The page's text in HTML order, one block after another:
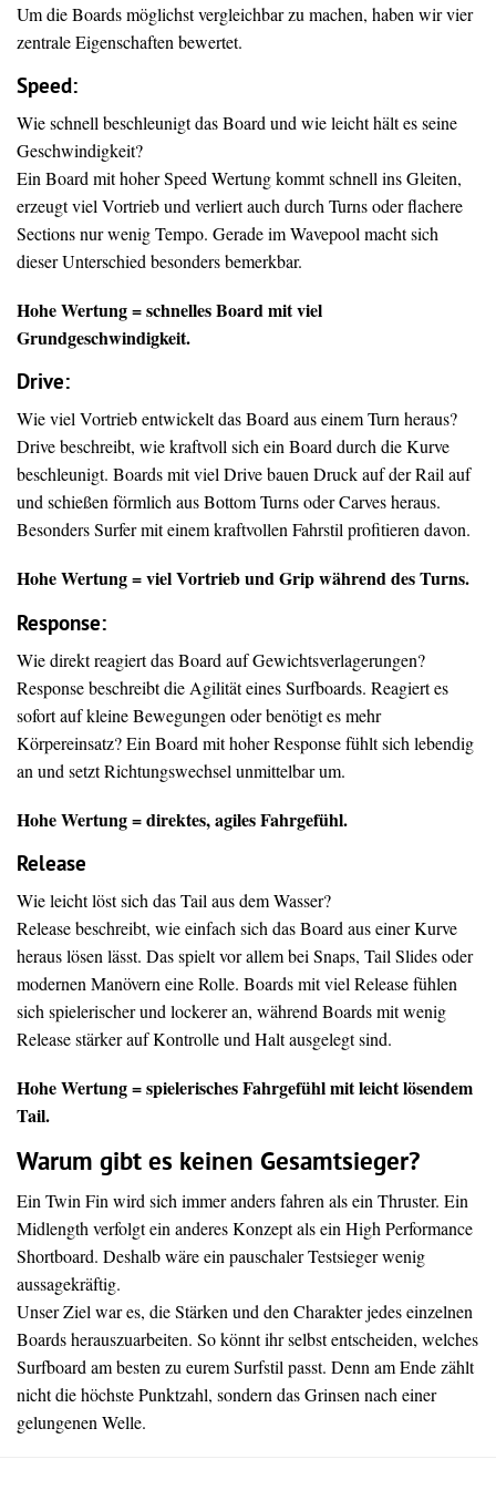
Um die Boards möglichst vergleichbar zu machen, haben wir vier
zentrale Eigenschaften bewertet.
Speed:
Wie schnell beschleunigt das Board und wie leicht hält es seine
Geschwindigkeit?
Ein Board mit hoher Speed Wertung kommt schnell ins Gleiten,
erzeugt viel Vortrieb und verliert auch durch Turns oder flachere
Sections nur wenig Tempo. Gerade im Wavepool macht sich
dieser Unterschied besonders bemerkbar.
Hohe Wertung = schnelles Board mit viel
Grundgeschwindigkeit.
Drive:
Wie viel Vortrieb entwickelt das Board aus einem Turn heraus?
Drive beschreibt, wie kraftvoll sich ein Board durch die Kurve
beschleunigt. Boards mit viel Drive bauen Druck auf der Rail auf
und schießen förmlich aus Bottom Turns oder Carves heraus.
Besonders Surfer mit einem kraftvollen Fahrstil profitieren davon.
Hohe Wertung = viel Vortrieb und Grip während des Turns.
Response:
Wie direkt reagiert das Board auf Gewichtsverlagerungen?
Response beschreibt die Agilität eines Surfboards. Reagiert es
sofort auf kleine Bewegungen oder benötigt es mehr
Körpereinsatz? Ein Board mit hoher Response fühlt sich lebendig
an und setzt Richtungswechsel unmittelbar um.
Hohe Wertung = direktes, agiles Fahrgefühl.
Release
Wie leicht löst sich das Tail aus dem Wasser?
Release beschreibt, wie einfach sich das Board aus einer Kurve
heraus lösen lässt. Das spielt vor allem bei Snaps, Tail Slides oder
modernen Manövern eine Rolle. Boards mit viel Release fühlen
sich spielerischer und lockerer an, während Boards mit wenig
Release stärker auf Kontrolle und Halt ausgelegt sind.
Hohe Wertung = spielerisches Fahrgefühl mit leicht lösendem
Tail.
Warum gibt es keinen Gesamtsieger?
Ein Twin Fin wird sich immer anders fahren als ein Thruster. Ein
Midlength verfolgt ein anderes Konzept als ein High Performance
Shortboard. Deshalb wäre ein pauschaler Testsieger wenig
aussagekräftig.
Unser Ziel war es, die Stärken und den Charakter jedes einzelnen
Boards herauszuarbeiten. So könnt ihr selbst entscheiden, welches
Surfboard am besten zu eurem Surfstil passt. Denn am Ende zählt
nicht die höchste Punktzahl, sondern das Grinsen nach einer
gelungenen Welle.